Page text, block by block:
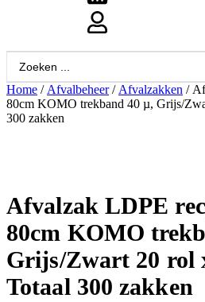
Home / Afvalbeheer/ Afvalzakken /
80cm KOMO trekband 40 µ, Grijs/
300 zakken
Afvalzak LDPE
80cm KOMO
Grijs/Zwart 20 rol
Totaal 300 zakken